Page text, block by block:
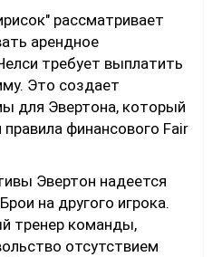
рассматривает
арендное
требует выплатить
Это создает
для Эвертона, который
финансового Fair
Эвертон надеется
на другого игрока.
тренер команды,
отсутствием